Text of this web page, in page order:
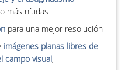
más nítidas
para una mejor resolución
imágenes planas libres de
campo visual,